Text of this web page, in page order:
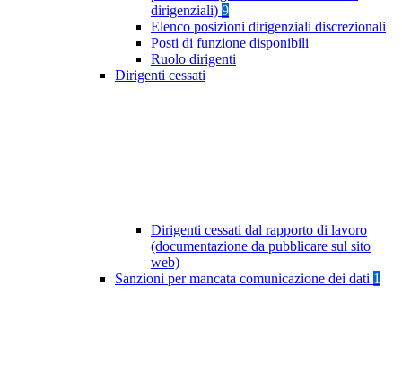
dirigenziali) 9
Elenco posizioni dirigenziali discrezionali
Posti di funzione disponibili
Ruolo dirigenti
Dirigenti cessati
Dirigenti cessati dal rapporto di lavoro
(documentazione da pubblicare sul sito
web)
Sanzioni per mancata comunicazione dei dati 1